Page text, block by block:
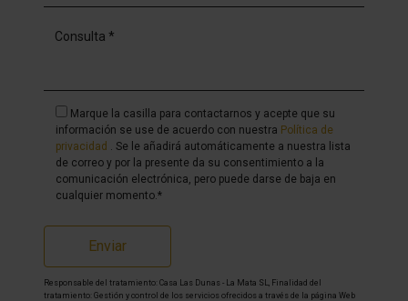
Marque la casilla para contactarnos y acepte que su
información se use de acuerdo con nuestra Política de
privacidad . Se le añadirá automáticamente a nuestra lista
de correo y por la presente da su consentimiento a la
comunicación electrónica, pero puede darse de baja en
cualquier momento.*
Enviar
Responsable del tratamiento: Casa Las Dunas - La Mata SL, Finalidad del
tratamiento: Gestión y control de los servicios ofrecidos a través de la página Web